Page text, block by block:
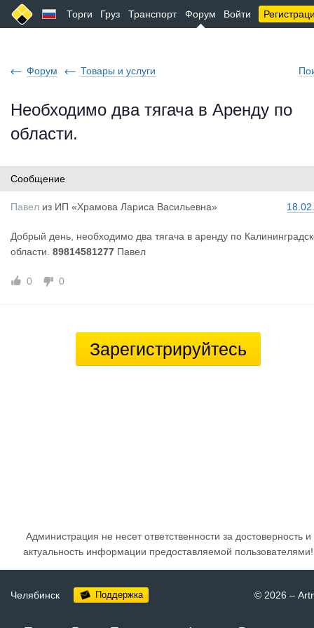
Торги Груз Транспорт Форум Войти
Форум Товары и услуги
Необходимо два тягача в Аренду по
области.
Сообщение
Павел из ИП «Храмова Лариса Васильевна»
Добрый день, необходимо два тягача в аренду по
области. 89814581277 Павел
0 0
Зарегистрируйтесь
Администрация не несет ответственности за достоверность и
актуальность информации предоставляемой пользователями!
Челябинск Поддержка © 2026 –